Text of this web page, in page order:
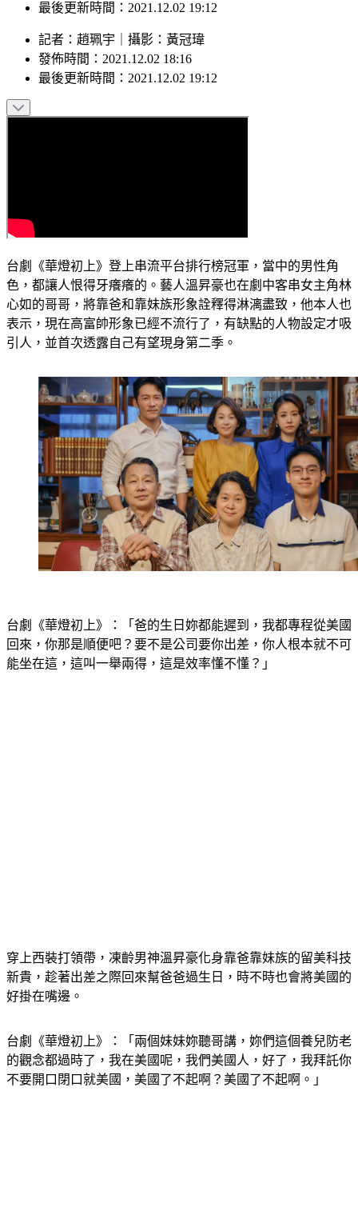
最後更新時間：2021.12.02 19:12
記者 ： 趙珮宇 攝影 ： 黃冠瑋
發佈時間： 2021.12.02 18:16
最後更新時間： 2021.12.02 19:12
台劇《華燈初上》登上串流平台排行榜冠軍，當中的男性角
色，都讓人恨得牙癢癢的。藝人溫昇豪也在劇中客串女主角林
心如的哥哥，將靠爸和靠妹族形象詮釋得淋漓盡致，他本人也
表示，現在高富帥形象已經不流行了，有缺點的人物設定才吸
引人，並首次透露自己有望現身第二季。
台劇《華燈初上》：「爸的生日妳都能遲到，我都專程從美國
回來，你那是順便吧？要不是公司要你出差，你人根本就不可
能坐在這，這叫一舉兩得，這是效率懂不懂？」
穿上西裝打領帶，凍齡男神溫昇豪化身靠爸靠妹族的留美科技
新貴，趁著出差之際回來幫爸爸過生日，時不時也會將美國的
好掛在嘴邊。
台劇《華燈初上》：「兩個妹妹妳聽哥講，妳們這個養兒防老
的觀念都過時了，我在美國呢，我們美國人，好了，我拜託你
不要開口閉口就美國，美國了不起啊？美國了不起啊。」